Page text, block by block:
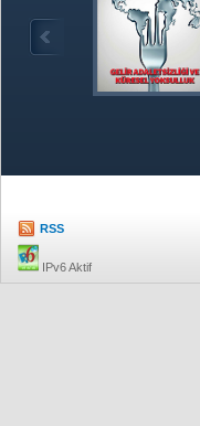
RSS
IPv6 Aktif